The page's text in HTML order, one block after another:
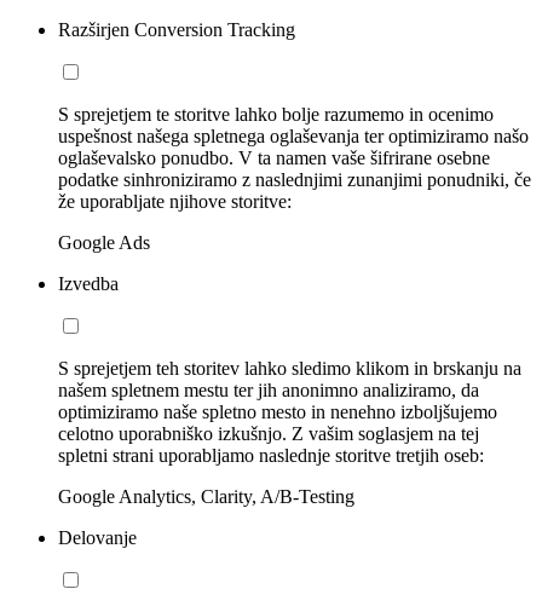
Razširjen Conversion Tracking
S sprejetjem te storitve lahko bolje razumemo in ocenimo
uspešnost našega spletnega oglaševanja ter optimiziramo našo
oglaševalsko ponudbo. V ta namen vaše šifrirane osebne
podatke sinhroniziramo z naslednjimi zunanjimi ponudniki, če
že uporabljate njihove storitve:
Google Ads
Izvedba
S sprejetjem teh storitev lahko sledimo klikom in brskanju na
našem spletnem mestu ter jih anonimno analiziramo, da
optimiziramo naše spletno mesto in nenehno izboljšujemo
celotno uporabniško izkušnjo. Z vašim soglasjem na tej
spletni strani uporabljamo naslednje storitve tretjih oseb:
Google Analytics, Clarity, A/B-Testing
Delovanje